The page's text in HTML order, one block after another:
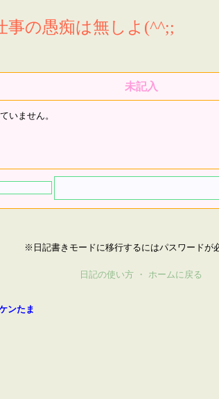
事の愚痴は無しよ(^^;;
未記入
いません。
※日記書きモードに移行するにはパスワードが
日記の使い方 ・ ホームに戻る
ンたま